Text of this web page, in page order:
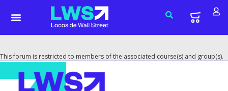
This forum is restricted to members of the associated course(s) and group(s).